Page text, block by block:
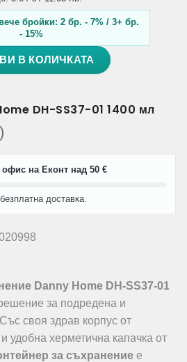
бройки: 2 бр. - 7% / 3+ бр.
- 15%
В КОЛИЧКАТА
DH-SS37-01 1400 мл
)
офис на Еконт над 50 €
доставка.
Danny Home DH-SS37-01
за подредена и
своя здрав корпус от
удобна херметична капачка от
за съхранение е